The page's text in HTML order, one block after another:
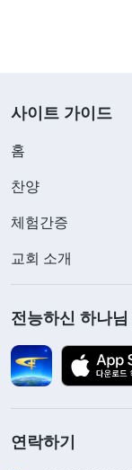
셨습니다. 『사
도 알지 못하기
고, 현재 상황
는다. 그러나 늘
딪힌다. 영혼 깊
운 것으로, 그
람의 생명이 그
은 어떻게 생겨
면 사람의 운명
로 말해, 사람이
사이트 가이드
홈
찬양
체험간증
교회 소개
전능하신 하나
연락하기